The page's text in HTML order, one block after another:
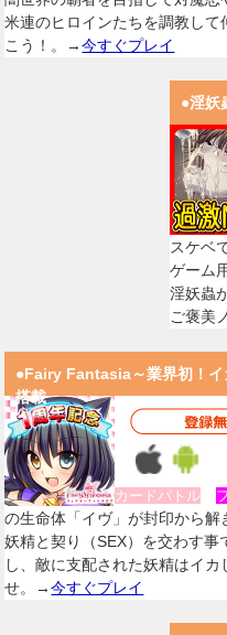
米連のヒロインたちを調教して
こう！。→今すぐプレイ
●淫妖
スケベ
ゲーム
淫妖蟲
ご褒美
●Fairy Fantasia～業界初！イ
搭載
カードバトル
の生命体「イヴ」が封印から解
妖精と契り（SEX）を交わす事
し、敵に支配された妖精はイカ
せ。→今すぐプレイ